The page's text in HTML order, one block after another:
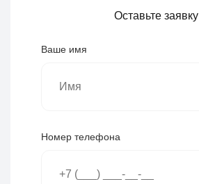
Оставьте заявку
Ваше имя
Номер телефона